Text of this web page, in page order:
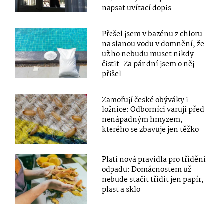
napsat uvítací dopis
Přešel jsem v bazénu z chloru
na slanou vodu v domnění, že
už ho nebudu muset nikdy
čistit. Za pár dní jsem o něj
přišel
Zamořují české obýváky i
ložnice: Odborníci varují před
nenápadným hmyzem,
kterého se zbavuje jen těžko
Platí nová pravidla pro třídění
odpadu: Domácnostem už
nebude stačit třídit jen papír,
plast a sklo